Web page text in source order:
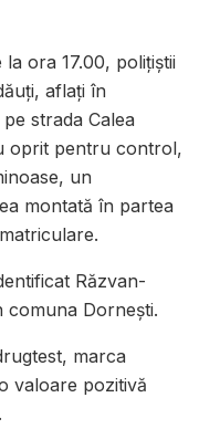
ora 17.00, polițiștii
aflați în
strada Calea
oprit pentru control,
un
montată în partea
Răzvan-
comuna Dornești.
marca
valoare pozitivă